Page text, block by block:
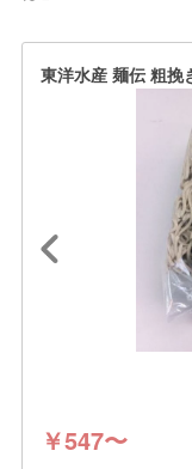
東洋水産 麺伝 粗挽
￥547〜